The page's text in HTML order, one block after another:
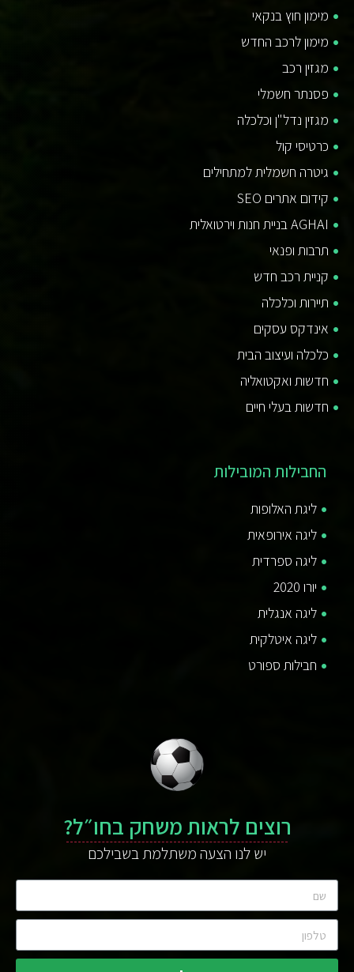
מימון חוץ בנקאי
מימון לרכב החדש
מגזין רכב
פסנתר חשמלי
מגזין נדל"ן וכלכלה
כרטיסי קול
גיטרה חשמלית למתחילים
קידום אתרים SEO
AGHAI בניית חנות וירטואלית
תרבות ופנאי
קניית רכב חדש
תיירות וכלכלה
אינדקס עסקים
כלכלה ועיצוב הבית
חדשות ואקטואליה
חדשות בעלי חיים
החבילות המובילות
ליגת האלופות
ליגה אירופאית
ליגה ספרדית
יורו 2020
ליגה אנגלית
ליגה איטלקית
חבילות ספורט
רוצים לראות משחק בחו״ל?
יש לנו הצעה משתלמת בשבילכם